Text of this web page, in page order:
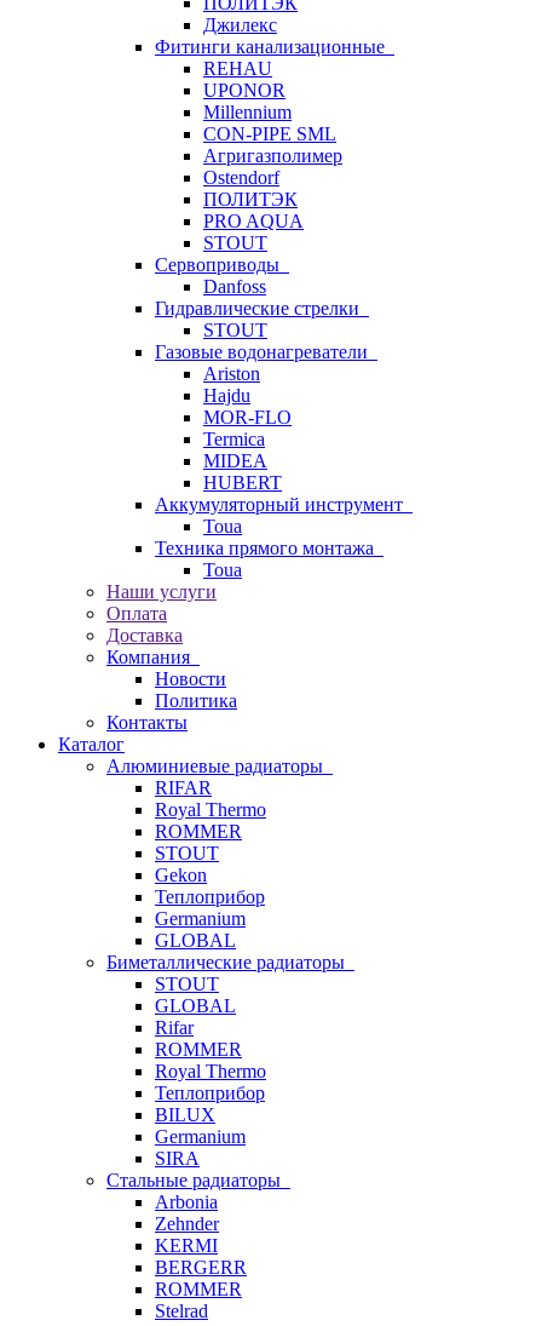
Джилекс
Фитинги канализационные
REHAU
UPONOR
Millennium
CON-PIPE SML
Агригазполимер
Ostendorf
ПОЛИТЭК
PRO AQUA
STOUT
Сервоприводы
Danfoss
Гидравлические стрелки
STOUT
Газовые водонагреватели
Ariston
Hajdu
MOR-FLO
Termica
MIDEA
HUBERT
Аккумуляторный инструмент
Toua
Техника прямого монтажа
Toua
Наши услуги
Оплата
Доставка
Компания
Новости
Политика
Контакты
Каталог
Алюминиевые радиаторы
RIFAR
Royal Thermo
ROMMER
STOUT
Gekon
Теплоприбор
Germanium
GLOBAL
Биметаллические радиаторы
STOUT
GLOBAL
Rifar
ROMMER
Royal Thermo
Теплоприбор
BILUX
Germanium
SIRA
Стальные радиаторы
Arbonia
Zehnder
KERMI
BERGERR
ROMMER
Stelrad